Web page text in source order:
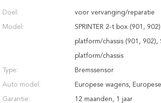
Doel: voor vervanging/reparatie
Model: SPRINTER 2-t box (901,
platform/chassis (901, 902),
platform/chassis
Type: Bremssensor
Auto model: Europese wagens,
Garantie: 12 maanden, 1 jaar